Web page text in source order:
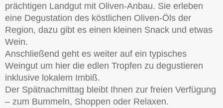
prächtigen Landgut mit Oliven-Anbau. Sie erleben
eine Degustation des köstlichen Oliven-Öls der
Region, dazu gibt es einen kleinen Snack und etwas
Wein.
Anschließend geht es weiter auf ein typisches
Weingut um hier die edlen Tropfen zu degustieren
inklusive lokalem Imbiß.
Der Spätnachmittag bleibt Ihnen zur freien Verfügung
– zum Bummeln, Shoppen oder Relaxen.